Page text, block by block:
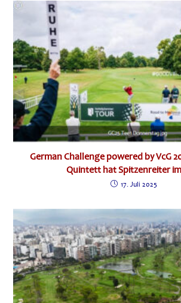
German Challenge powered by VcG
Quintett hat Spitzenreiter
17. Juli 2025